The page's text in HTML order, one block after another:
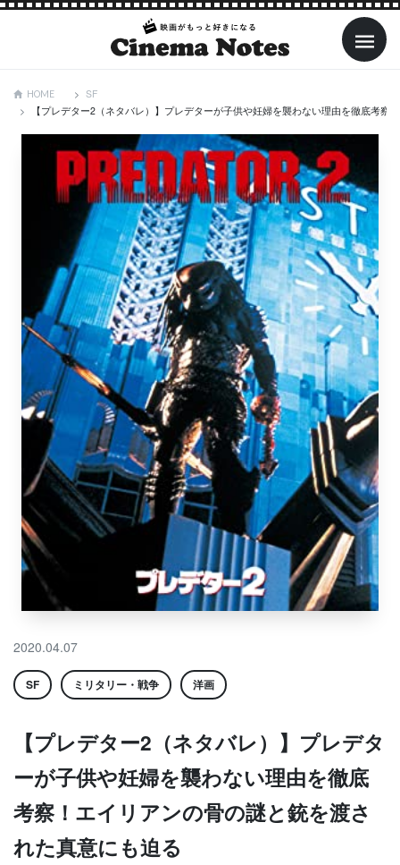
HOME
SF
【プレデター2（ネタバレ）】プレデターが子供や妊婦を襲わない理由を徹底考察
2020.04.07
SF ミリタリー・戦争 洋画
【プレデター2（ネタバレ）】プレデタ
ーが子供や妊婦を襲わない理由を徹底
考察！エイリアンの骨の謎と銃を渡さ
れた真意にも迫る